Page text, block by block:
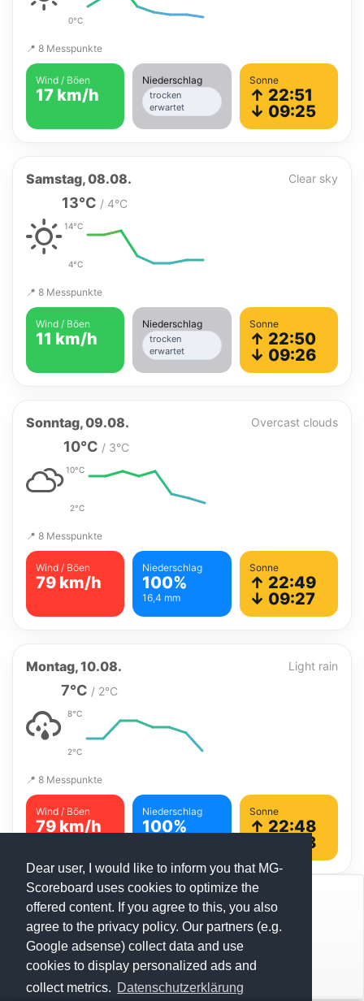
Dear user, I would like to inform you that MG-
Scoreboard uses cookies to optimize the
offered content. If you agree to this, you also
agree to the privacy policy. Our partners (e.g.
Google adsense) collect data and use
cookies to display personalized ads and
collect metrics. Datenschutzerklärung
0°C
📍 8 Messpunkte
Wind / Böen
17 km/h
Niederschlag
trocken
erwartet
Sonne
↑ 22:51
↓ 09:25
Samstag, 08.08. Clear sky
13°C / 4°C
14°C
4°C
📍 8 Messpunkte
Wind / Böen
11 km/h
Niederschlag
trocken
erwartet
Sonne
↑ 22:50
↓ 09:26
Sonntag, 09.08. Overcast clouds
10°C / 3°C
10°C
2°C
📍 8 Messpunkte
Wind / Böen
79 km/h
Niederschlag
100%
16,4 mm
Sonne
↑ 22:49
↓ 09:27
Montag, 10.08. Light rain
7°C / 2°C
8°C
2°C
📍 8 Messpunkte
Wind / Böen
79 km/h
Niederschlag
100%
Sonne
↑ 22:48
↓ 09:28
© Mats Hensel,MG-SCOREBOARD.de
Impressum